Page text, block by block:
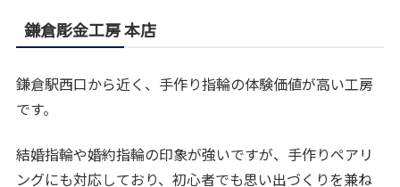
鎌倉彫金工房 本店
鎌倉駅西口から近く、手作り指輪の体験価値が高い工房
です。
結婚指輪や婚約指輪の印象が強いですが、手作りペアリ
ングにも対応しており、初心者でも思い出づくりを兼ね